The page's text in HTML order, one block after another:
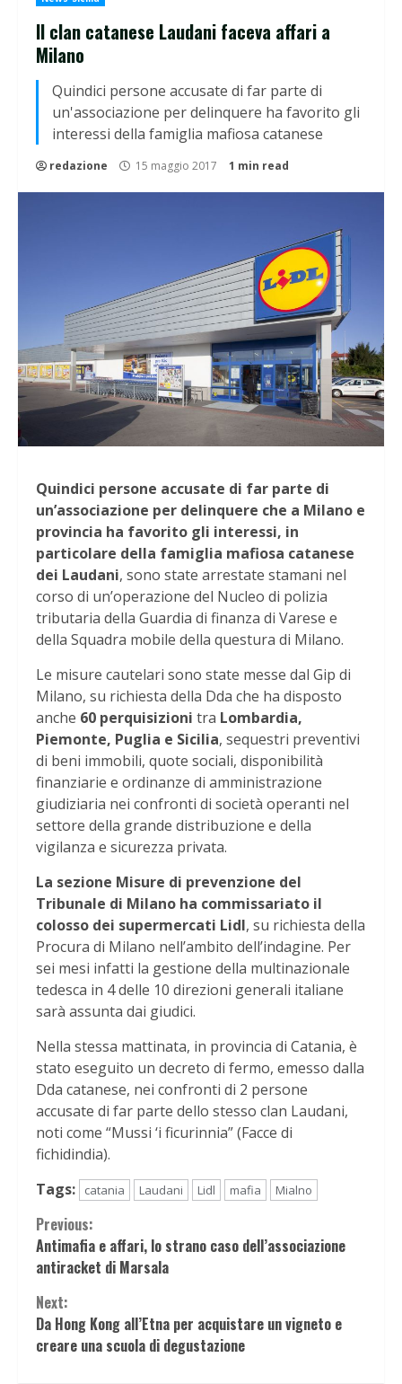
Il clan catanese Laudani faceva affari a
Milano
Quindici persone accusate di far parte di
un'associazione per delinquere ha favorito gli
interessi della famiglia mafiosa catanese
redazione 15 maggio 2017 1 min read
Quindici persone accusate di far parte di
un’associazione per delinquere che a Milano e
provincia ha favorito gli interessi, in
particolare della famiglia mafiosa catanese
dei Laudani, sono state arrestate stamani nel
corso di un’operazione del Nucleo di polizia
tributaria della Guardia di finanza di Varese e
della Squadra mobile della questura di Milano.
Le misure cautelari sono state messe dal Gip di
Milano, su richiesta della Dda che ha disposto
anche 60 perquisizioni tra Lombardia,
Piemonte, Puglia e Sicilia, sequestri preventivi
di beni immobili, quote sociali, disponibilità
finanziarie e ordinanze di amministrazione
giudiziaria nei confronti di società operanti nel
settore della grande distribuzione e della
vigilanza e sicurezza privata.
La sezione Misure di prevenzione del
Tribunale di Milano ha commissariato il
colosso dei supermercati Lidl, su richiesta della
Procura di Milano nell’ambito dell’indagine. Per
sei mesi infatti la gestione della multinazionale
tedesca in 4 delle 10 direzioni generali italiane
sarà assunta dai giudici.
Nella stessa mattinata, in provincia di Catania, è
stato eseguito un decreto di fermo, emesso dalla
Dda catanese, nei confronti di 2 persone
accusate di far parte dello stesso clan Laudani,
noti come “Mussi ‘i ficurinnia” (Facce di
fichidindia).
Tags:
catania Laudani Lidl mafia Mialno
Continue
Reading
Previous:
Antimafia e affari, lo strano caso dell’associazione
antiracket di Marsala
Next:
Da Hong Kong all’Etna per acquistare un vigneto e
creare una scuola di degustazione